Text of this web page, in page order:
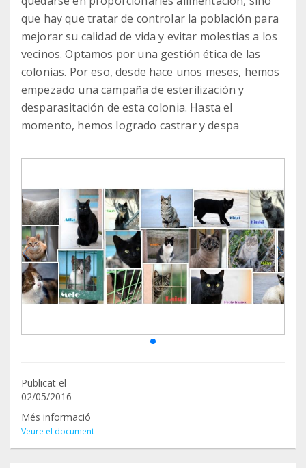
que hay que tratar de controlar la población para
mejorar su calidad de vida y evitar molestias a los
vecinos. Optamos por una gestión ética de las
colonias. Por eso, desde hace unos meses, hemos
empezado una campaña de esterilización y
desparasitación de esta colonia. Hasta el
momento, hemos logrado castrar y despa
Publicat el
02/05/2016
Més informació
Veure el document